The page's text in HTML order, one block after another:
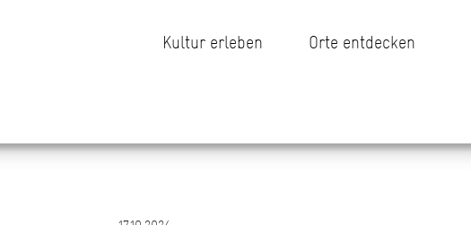
Kultur erleben Orte entdecken